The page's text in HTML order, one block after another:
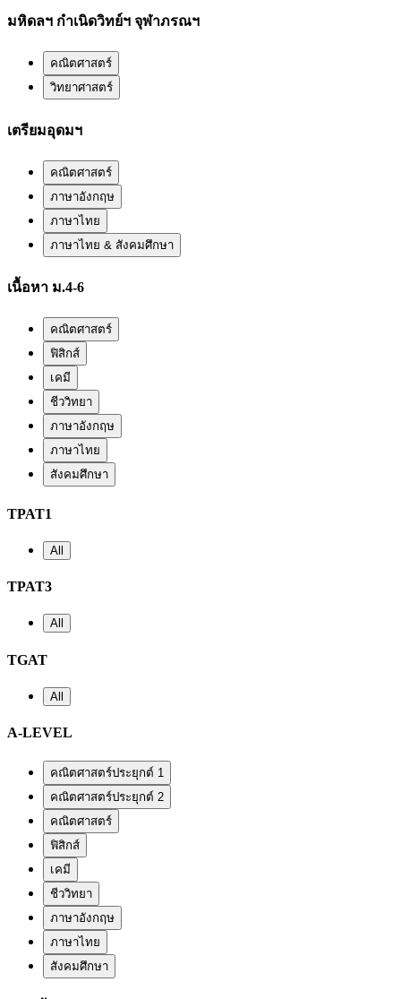
มหิดลฯ กำเนิดวิทย์ฯ จุฬาภรณฯ
คณิตศาสตร์
วิทยาศาสตร์
เตรียมอุดมฯ
คณิตศาสตร์
ภาษาอังกฤษ
ภาษาไทย
ภาษาไทย & สังคมศึกษา
เนื้อหา ม.4-6
คณิตศาสตร์
ฟิสิกส์
เคมี
ชีววิทยา
ภาษาอังกฤษ
ภาษาไทย
สังคมศึกษา
TPAT1
All
TPAT3
All
TGAT
All
A-LEVEL
คณิตศาสตร์ประยุกต์ 1
คณิตศาสตร์ประยุกต์ 2
คณิตศาสตร์
ฟิสิกส์
เคมี
ชีววิทยา
ภาษาอังกฤษ
ภาษาไทย
สังคมศึกษา